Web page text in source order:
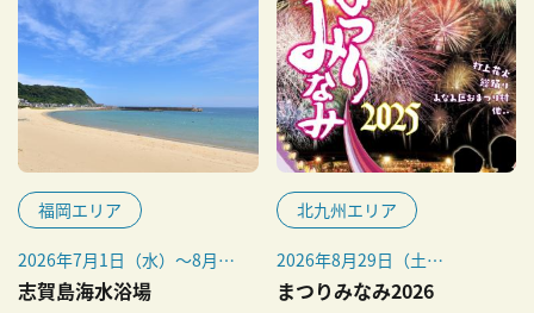
福岡エリア
2026年7月1日（水）～8月31
日（月）
志賀島海水浴場
北九州エリア
2026年8月29日（土）
※荒天中止
まつりみなみ2026